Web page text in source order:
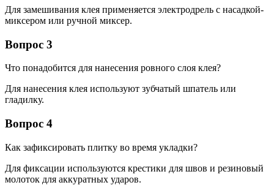
Для замешивания клея применяется электродрель с насадкой-
миксером или ручной миксер.
Вопрос 3
Что понадобится для нанесения ровного слоя клея?
Для нанесения клея используют зубчатый шпатель или
гладилку.
Вопрос 4
Как зафиксировать плитку во время укладки?
Для фиксации используются крестики для швов и резиновый
молоток для аккуратных ударов.